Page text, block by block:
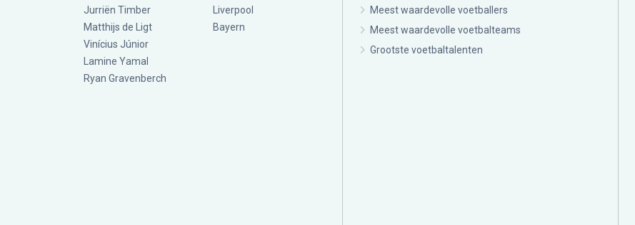
Jurriën Timber
Matthijs de Ligt
Vinícius Júnior
Lamine Yamal
Ryan Gravenberch
Liverpool
Bayern
Meest waardevolle voetballers
Meest waardevolle voetbalteams
Grootste voetbaltalenten